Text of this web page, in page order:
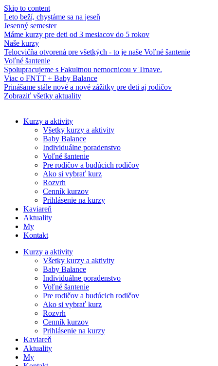
Skip to content
Leto beží, chystáme sa na jeseň
Jesenný semester
Máme kurzy pre deti od 3 mesiacov do 5 rokov
Naše kurzy
Telocvičňa otvorená pre všetkých - to je naše Voľné šantenie
Voľné šantenie
Spolupracujeme s Fakultnou nemocnicou v Trnave.
Viac o FNTT + Baby Balance
Prinášame stále nové a nové zážitky pre deti aj rodičov
Zobraziť všetky aktuality
Kurzy a aktivity
Všetky kurzy a aktivity
Baby Balance
Individuálne poradenstvo
Voľné šantenie
Pre rodičov a budúcich rodičov
Ako si vybrať kurz
Rozvrh
Cenník kurzov
Prihlásenie na kurzy
Kaviareň
Aktuality
My
Kontakt
Kurzy a aktivity
Všetky kurzy a aktivity
Baby Balance
Individuálne poradenstvo
Voľné šantenie
Pre rodičov a budúcich rodičov
Ako si vybrať kurz
Rozvrh
Cenník kurzov
Prihlásenie na kurzy
Kaviareň
Aktuality
My